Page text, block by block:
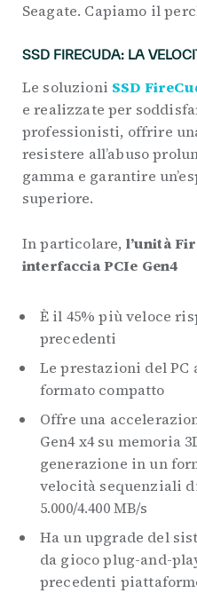
Seagate. Capiamo il
SSD FIRECUDA: LA
Le soluzioni SSD
e realizzate per
professionisti, offrire
resistere all’abuso
gamma e garantire
superiore.
In particolare, l’unità
interfaccia PCIe Gen4
È il 45% più veloce
precedenti
Le prestazioni del PC
formato compatto
Offre una
Gen4 x4 su memoria
generazione in un
velocità sequenziali
5.000/4.400 MB/s
Ha un upgrade del
da gioco plug-and-
precedenti